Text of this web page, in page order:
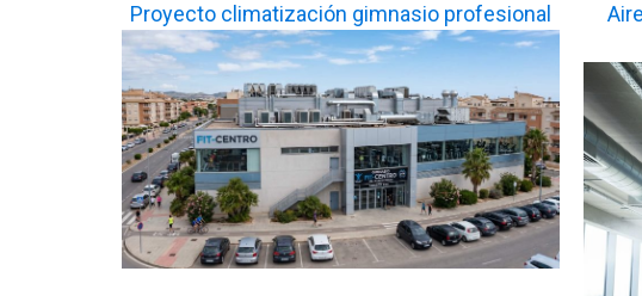
Proyecto climatización gimnasio profesional